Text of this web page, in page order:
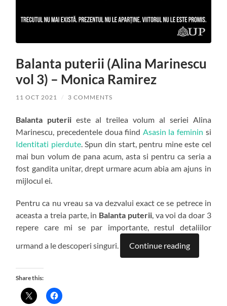
Balanta puterii (Alina Marinescu
vol 3) – Monica Ramirez
11 OCT 2021 / 3 COMMENTS
Balanta puterii este al treilea volum al seriei Alina
Marinescu, precedentele doua fiind Asasin la feminin si
Identitati pierdute. Spun din start, pentru mine este cel
mai bun volum de pana acum, asta si pentru ca seria a
fost gandita unitar, drept urmare acum abia am ajuns in
mijlocul ei.
Pentru ca nu vreau sa va dezvalui exact ce se petrece in
aceasta a treia parte, in Balanta puterii, va voi da doar 3
repere care mi se par importante, restul detaliilor
urmand a le descoperi singuri.
Continue reading
Share this: